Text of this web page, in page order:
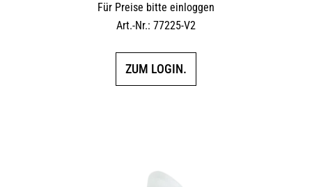
Für Preise bitte einloggen
Art.-Nr.: 77225-V2
ZUM LOGIN.